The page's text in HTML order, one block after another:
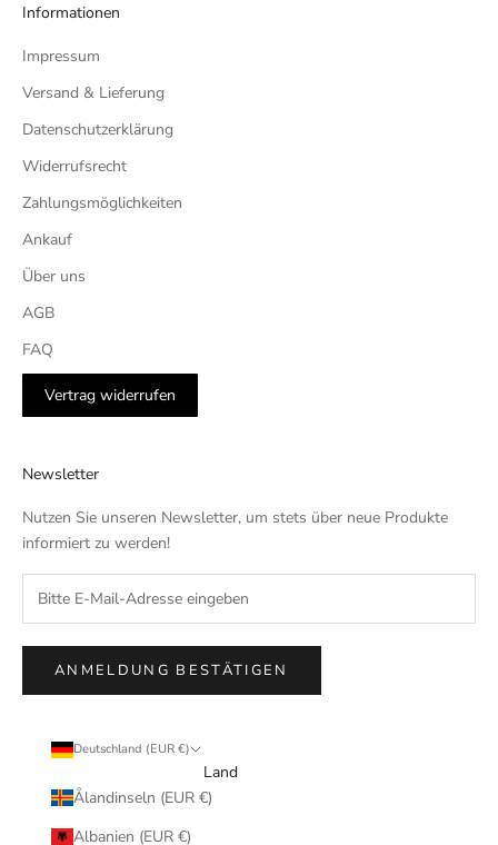
Informationen
Impressum
Versand & Lieferung
Datenschutzerklärung
Widerrufsrecht
Zahlungsmöglichkeiten
Ankauf
Über uns
AGB
FAQ
Vertrag widerrufen
Newsletter
Nutzen Sie unseren Newsletter, um stets über neue Produkte
informiert zu werden!
ANMELDUNG BESTÄTIGEN
Deutschland (EUR €)
Land
Ålandinseln (EUR €)
Albanien (EUR €)